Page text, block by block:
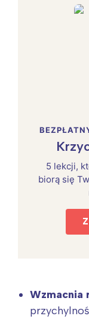
5 lekcji,
biorą się
Wzmacnia